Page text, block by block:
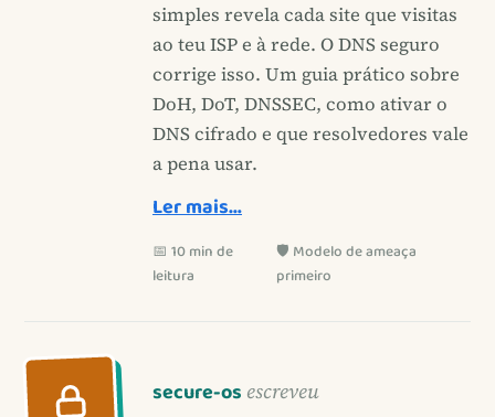
simples revela cada site que visitas
ao teu ISP e à rede. O DNS seguro
corrige isso. Um guia prático sobre
DoH, DoT, DNSSEC, como ativar o
DNS cifrado e que resolvedores vale
a pena usar.
Ler mais…
📅 10 min de
leitura
🛡️ Modelo de ameaça
primeiro
secure-os escreveu